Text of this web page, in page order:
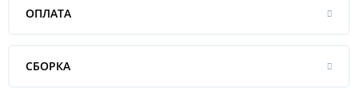
ОПЛАТА
СБОРКА